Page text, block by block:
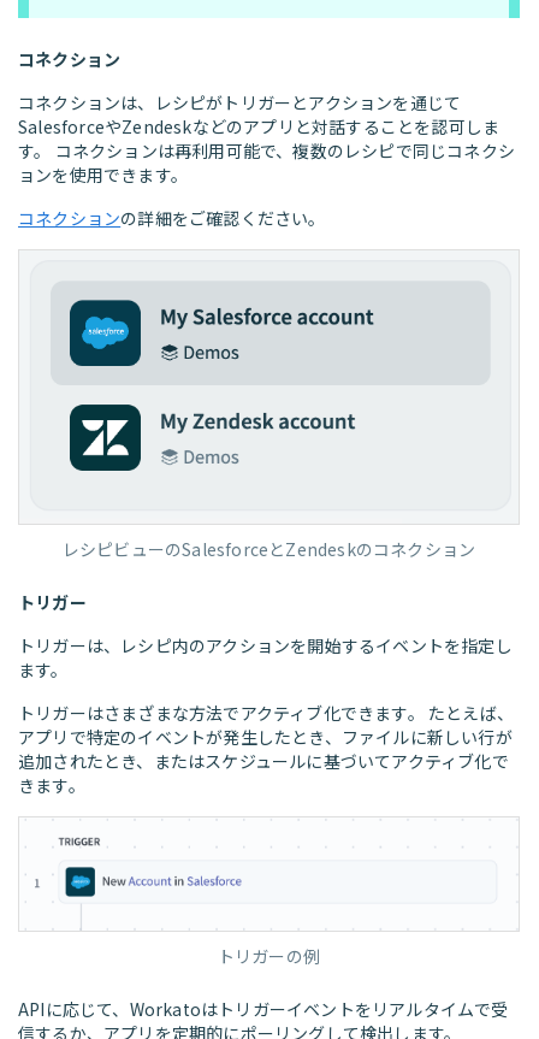
コネクション
コネクションは、レシピがトリガーとアクションを通じて
SalesforceやZendeskなどのアプリと対話することを認可しま
す。 コネクションは再利用可能で、複数のレシピで同じコネクシ
ョンを使用できます。
コネクションの詳細をご確認ください。
レシピビューのSalesforceとZendeskのコネクション
トリガー
トリガーは、レシピ内のアクションを開始するイベントを指定し
ます。
トリガーはさまざまな方法でアクティブ化できます。 たとえば、
アプリで特定のイベントが発生したとき、ファイルに新しい行が
追加されたとき、またはスケジュールに基づいてアクティブ化で
きます。
トリガーの例
APIに応じて、Workatoはトリガーイベントをリアルタイムで受
信するか、アプリを定期的にポーリングして検出します。